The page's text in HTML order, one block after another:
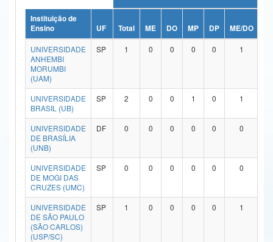
Ministério da Ciência, Tecnologia, Inovações e Comunicações
Ministério do Meio Ambiente
Ministério do Turismo
Ministério do Desenvolvimento Regional
Controladoria-Geral da União
Ministério da Mulher, da Família e dos Direitos Humanos
Secretaria-Geral
Secretaria de Governo
Gabinete de Segurança Institucional
Advocacia-Geral da União
Instituição de
Ensino
UF Total ME DO MP DP ME/DO
UNIVERSIDADE
ANHEMBI
MORUMBI
(UAM)
SP 1 0 0 0 0 1
UNIVERSIDADE
BRASIL (UB)
SP 2 0 0 1 0 1
UNIVERSIDADE
DE BRASÍLIA
(UNB)
DF 0 0 0 0 0 0
UNIVERSIDADE
DE MOGI DAS
CRUZES (UMC)
SP 0 0 0 0 0 0
UNIVERSIDADE
DE SÃO PAULO
(SÃO CARLOS)
(USP/SC)
SP 1 0 0 0 0 1